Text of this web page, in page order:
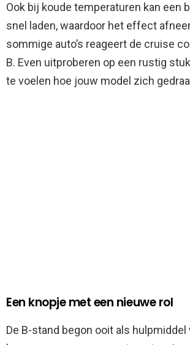
Ook bij koude temperaturen kan een
snel laden, waardoor het effect
sommige auto’s reageert de cruise
B. Even uitproberen op een rustig
te voelen hoe jouw model zich
Een knopje met een nieuwe rol
De B-stand begon ooit als hulpmiddel